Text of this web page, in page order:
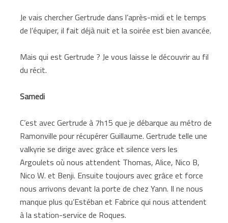
Je vais chercher Gertrude dans l’après-midi et le temps
de l’équiper, il fait déjà nuit et la soirée est bien avancée.
Mais qui est Gertrude ? Je vous laisse le découvrir au fil
du récit.
Samedi
C’est avec Gertrude à 7h15 que je débarque au métro de
Ramonville pour récupérer Guillaume. Gertrude telle une
valkyrie se dirige avec grâce et silence vers les
Argoulets où nous attendent Thomas, Alice, Nico B,
Nico W. et Benji. Ensuite toujours avec grâce et force
nous arrivons devant la porte de chez Yann. Il ne nous
manque plus qu’Estéban et Fabrice qui nous attendent
à la station-service de Roques.